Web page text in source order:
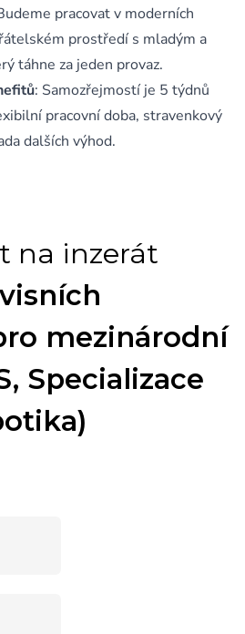
pracovat v moderních
prostředí s mladým a
táhne za jeden provaz.
: Samozřejmostí je 5 týdnů
pracovní doba, stravenkový
dalších výhod.